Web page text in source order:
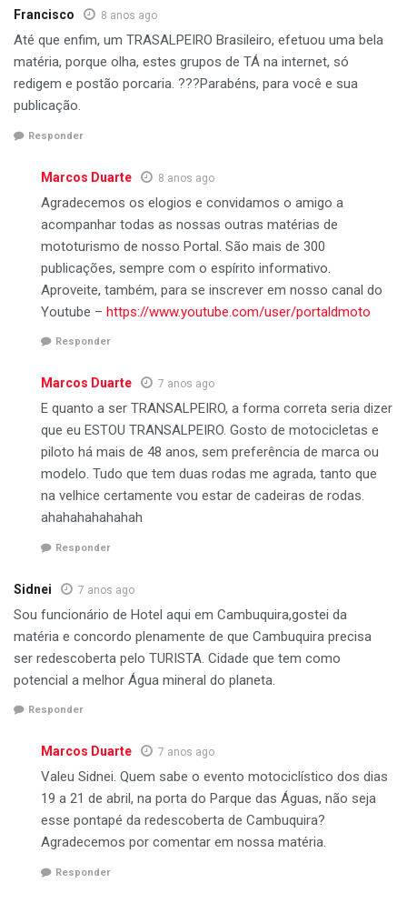
Francisco 8 anos ago
Até que enfim, um TRASALPEIRO Brasileiro, efetuou uma bela
matéria, porque olha, estes grupos de TÁ na internet, só
redigem e postão porcaria. ???Parabéns, para você e sua
publicação.
Responder
Marcos Duarte 8 anos ago
Agradecemos os elogios e convidamos o amigo a
acompanhar todas as nossas outras matérias de
mototurismo de nosso Portal. São mais de 300
publicações, sempre com o espírito informativo.
Aproveite, também, para se inscrever em nosso canal do
Youtube – https://www.youtube.com/user/portaldmoto
Responder
Marcos Duarte 7 anos ago
E quanto a ser TRANSALPEIRO, a forma correta seria dizer
que eu ESTOU TRANSALPEIRO. Gosto de motocicletas e
piloto há mais de 48 anos, sem preferência de marca ou
modelo. Tudo que tem duas rodas me agrada, tanto que
na velhice certamente vou estar de cadeiras de rodas.
ahahahahahahah
Responder
Sidnei 7 anos ago
Sou funcionário de Hotel aqui em Cambuquira,gostei da
matéria e concordo plenamente de que Cambuquira precisa
ser redescoberta pelo TURISTA. Cidade que tem como
potencial a melhor Água mineral do planeta.
Responder
Marcos Duarte 7 anos ago
Valeu Sidnei. Quem sabe o evento motociclístico dos dias
19 a 21 de abril, na porta do Parque das Águas, não seja
esse pontapé da redescoberta de Cambuquira?
Agradecemos por comentar em nossa matéria.
Responder